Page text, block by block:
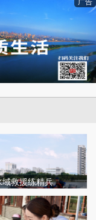
广告
域救援练精兵